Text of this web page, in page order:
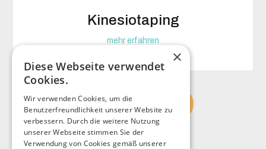
Kinesiotaping
mehr erfahren
Termin vereinbaren
×
Diese Webseite verwendet
Cookies.
Wir verwenden Cookies, um die
Benutzerfreundlichkeit unserer Website zu
verbessern. Durch die weitere Nutzung
unserer Webseite stimmen Sie der
Verwendung von Cookies gemäß unserer